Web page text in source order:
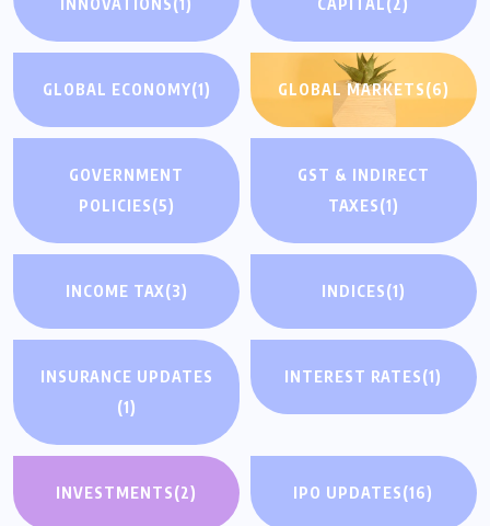
GLOBAL ECONOMY(1) GLOBAL MARKETS(6)
GOVERNMENT
POLICIES(5)
GST & INDIRECT
TAXES(1)
INCOME TAX(3) INDICES(1)
INSURANCE UPDATES
(1)
INTEREST RATES(1)
INVESTMENTS(2) IPO UPDATES(16)